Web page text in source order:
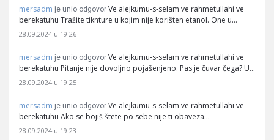
mersadm je unio odgovor Ve alejkumu-s-selam ve rahmetullahi ve
berekatuhu Tražite tiknture u kojim nije korišten etanol. One u…
28.09.2024 u 19:26
mersadm je unio odgovor Ve alejkumu-s-selam ve rahmetullahi ve
berekatuhu Pitanje nije dovoljno pojašenjeno. Pas je čuvar čega? U…
28.09.2024 u 19:25
mersadm je unio odgovor Ve alejkumu-s-selam ve rahmetullahi ve
berekatuhu Ako se bojiš štete po sebe nije ti obaveza…
28.09.2024 u 19:23